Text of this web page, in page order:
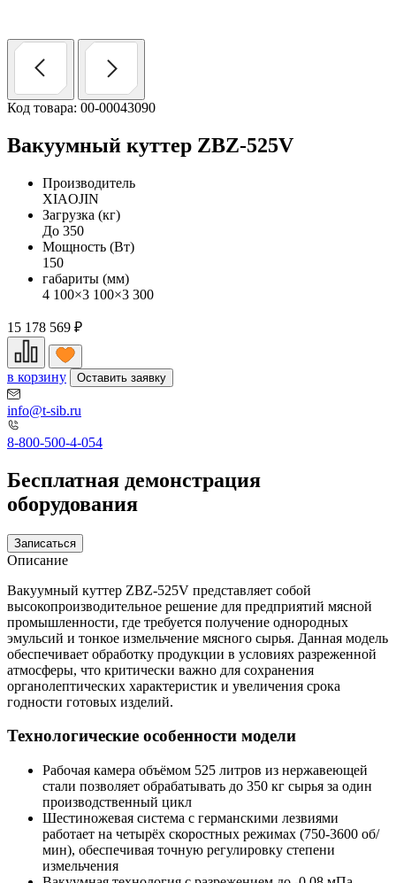
Код товара: 00-00043090
Вакуумный куттер ZBZ-525V
Производитель
XIAOJIN
Загрузка (кг)
До 350
Мощность (Вт)
150
габариты (мм)
4 100×3 100×3 300
15 178 569 ₽
в корзину Оставить заявку
info@t-sib.ru
8-800-500-4-054
Бесплатная демонстрация
оборудования
Записаться
Описание
Вакуумный куттер ZBZ-525V представляет собой
высокопроизводительное решение для предприятий мясной
промышленности, где требуется получение однородных
эмульсий и тонкое измельчение мясного сырья. Данная модель
обеспечивает обработку продукции в условиях разреженной
атмосферы, что критически важно для сохранения
органолептических характеристик и увеличения срока
годности готовых изделий.
Технологические особенности модели
Рабочая камера объёмом 525 литров из нержавеющей
стали позволяет обрабатывать до 350 кг сырья за один
производственный цикл
Шестиножевая система с германскими лезвиями
работает на четырёх скоростных режимах (750-3600 об/
мин), обеспечивая точную регулировку степени
измельчения